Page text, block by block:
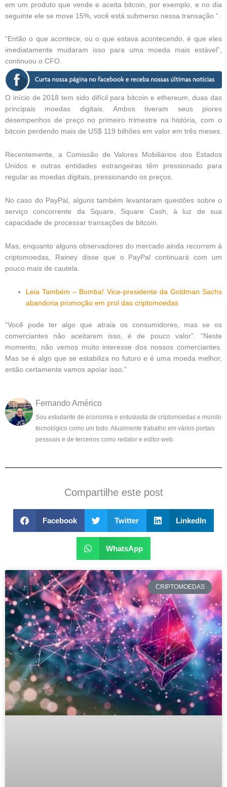
em um produto que vende e aceita bitcoin, por exemplo, e no dia
seguinte ele se move 15%, você está submerso nessa transação “.
“Então o que acontece, ou o que estava acontecendo, é que eles
imediatamente mudaram isso para uma moeda mais estável”,
continuou o CFO.
O início de 2018 tem sido difícil para bitcoin e ethereum, duas das
principais moedas digitais. Ambos tiveram seus piores
desempenhos de preço no primeiro trimestre na história, com o
bitcoin perdendo mais de US$ 119 bilhões em valor em três meses.
Recentemente, a Comissão de Valores Mobiliários dos Estados
Unidos e outras entidades estrangeiras têm pressionado para
regular as moedas digitais, pressionando os preços.
No caso do PayPal, alguns também levantaram questões sobre o
serviço concorrente da Square, Square Cash, à luz de sua
capacidade de processar transações de bitcoin.
Mas, enquanto alguns observadores do mercado ainda recorrem à
criptomoedas, Rainey disse que o PayPal continuará com um
pouco mais de cautela.
Leia Também – Bomba! Vice-presidente da Goldman Sachs
abandona promoção em prol das criptomoedas
“Você pode ter algo que atraia os consumidores, mas se os
comerciantes não aceitarem isso, é de pouco valor”. “Neste
momento, não vemos muito interesse dos nossos comerciantes.
Mas se é algo que se estabiliza no futuro e é uma moeda melhor,
então certamente vamos apoiar isso.”
Fernando Américo
Sou estudante de economia e entusiasta de criptomoedas e mundo
tecnológico como um todo. Atualmente trabalho em vários portais
pessoais e de terceiros como redator e editor web.
Compartilhe este post
Facebook Twitter LinkedIn
WhatsApp
CRIPTOMOEDAS